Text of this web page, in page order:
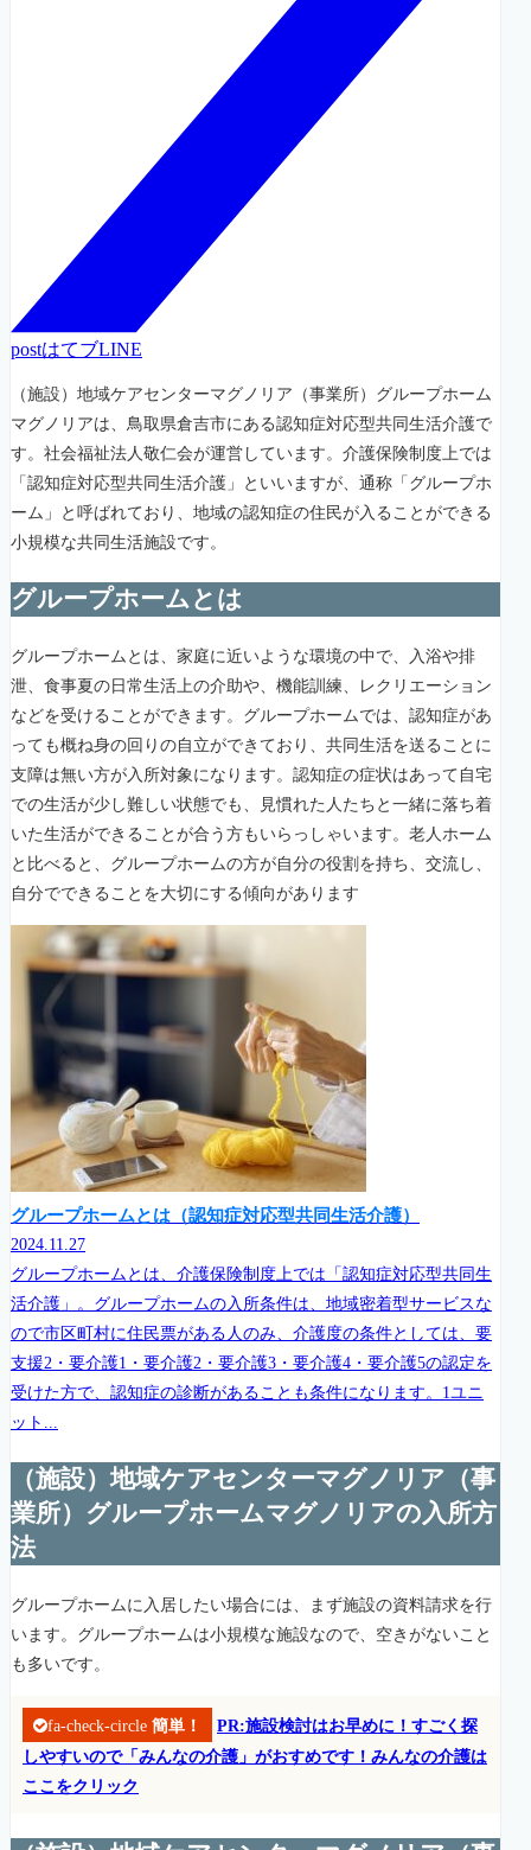
postはてブLINE
（施設）地域ケアセンターマグノリア（事業所）グループホーム
マグノリアは、鳥取県倉吉市にある認知症対応型共同生活介護で
す。社会福祉法人敬仁会が運営しています。介護保険制度上では
「認知症対応型共同生活介護」といいますが、通称「グループホ
ーム」と呼ばれており、地域の認知症の住民が入ることができる
小規模な共同生活施設です。
グループホームとは
グループホームとは、家庭に近いような環境の中で、入浴や排
泄、食事夏の日常生活上の介助や、機能訓練、レクリエーション
などを受けることができます。グループホームでは、認知症があ
っても概ね身の回りの自立ができており、共同生活を送ることに
支障は無い方が入所対象になります。認知症の症状はあって自宅
での生活が少し難しい状態でも、見慣れた人たちと一緒に落ち着
いた生活ができることが合う方もいらっしゃいます。老人ホーム
と比べると、グループホームの方が自分の役割を持ち、交流し、
自分でできることを大切にする傾向があります
グループホームとは（認知症対応型共同生活介護）
2024.11.27
グループホームとは、介護保険制度上では「認知症対応型共同生
活介護」。グループホームの入所条件は、地域密着型サービスな
ので市区町村に住民票がある人のみ、介護度の条件としては、要
支援2・要介護1・要介護2・要介護3・要介護4・要介護5の認定を
受けた方で、認知症の診断があることも条件になります。1ユニ
ット...
（施設）地域ケアセンターマグノリア（事
業所）グループホームマグノリアの入所方
法
グループホームに入居したい場合には、まず施設の資料請求を行
います。グループホームは小規模な施設なので、空きがないこと
も多いです。
fa-check-circle 簡単！
PR:施設検討はお早めに！すごく探
しやすいので「みんなの介護」がおすめです！みんなの介護は
ここをクリック